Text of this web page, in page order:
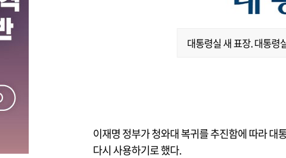
대통령실 새 표장. 대통령
이재명 정부가 청와대 복귀를 추진함에 따라 대
다시 사용하기로 했다.